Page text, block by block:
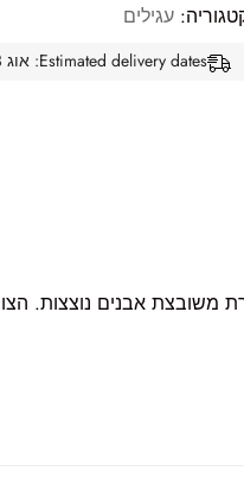
עגילים
Estimated delivery dates: אוג 13, 2026 - אוג 18, 2026
משובצת אבנים נוצצות.